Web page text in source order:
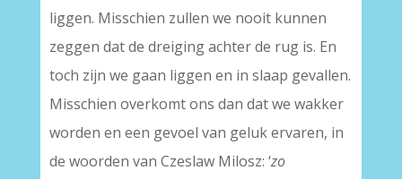
liggen. Misschien zullen we nooit kunnen
zeggen dat de dreiging achter de rug is. En
toch zijn we gaan liggen en in slaap gevallen.
Misschien overkomt ons dan dat we wakker
worden en een gevoel van geluk ervaren, in
de woorden van Czeslaw Milosz: ‘zo